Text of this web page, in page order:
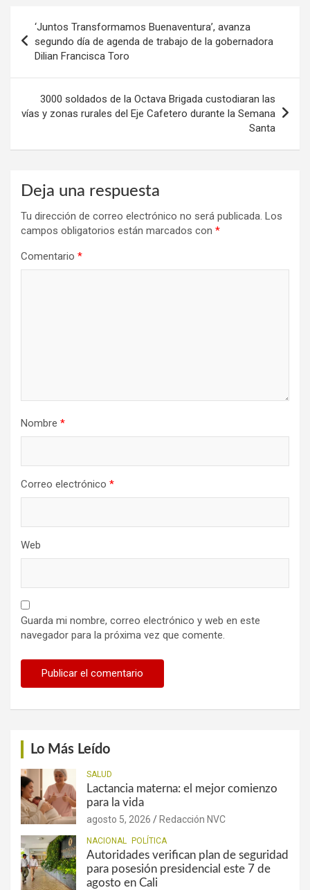
de
entradas
‘Juntos Transformamos Buenaventura’, avanza
segundo día de agenda de trabajo de la gobernadora
Dilian Francisca Toro
3000 soldados de la Octava Brigada custodiaran las
vías y zonas rurales del Eje Cafetero durante la Semana
Santa
Deja una respuesta
Tu dirección de correo electrónico no será publicada. Los
campos obligatorios están marcados con *
Comentario *
Nombre *
Correo electrónico *
Web
Guarda mi nombre, correo electrónico y web en este
navegador para la próxima vez que comente.
Lo Más Leído
SALUD
Lactancia materna: el mejor comienzo
para la vida
agosto 5, 2026 Redacción NVC
NACIONAL POLÍTICA
Autoridades verifican plan de seguridad
para posesión presidencial este 7 de
agosto en Cali